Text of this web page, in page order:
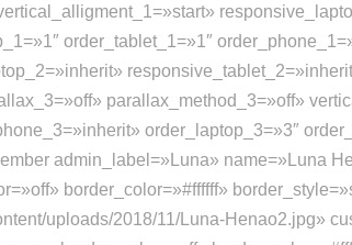
order_tablet_1=»1″
parallax_method_3=»off»
order_laptop_3=»3″
admin_label=»Luna» name=»Luna
border_color=»#ffffff»
uploads/2018/11/Luna-Henao2.jpg»